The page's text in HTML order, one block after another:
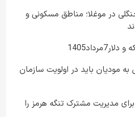
در موغلا؛ مناطق مسکونی و
به مودیان باید در اولویت سازمان
مدیریت مشترک تنگه هرمز را